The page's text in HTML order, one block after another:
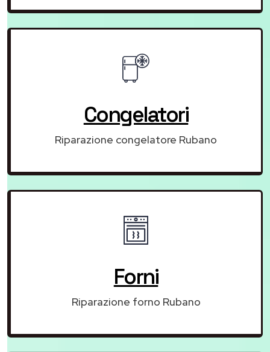
Congelatori
Riparazione congelatore Rubano
Forni
Riparazione forno Rubano